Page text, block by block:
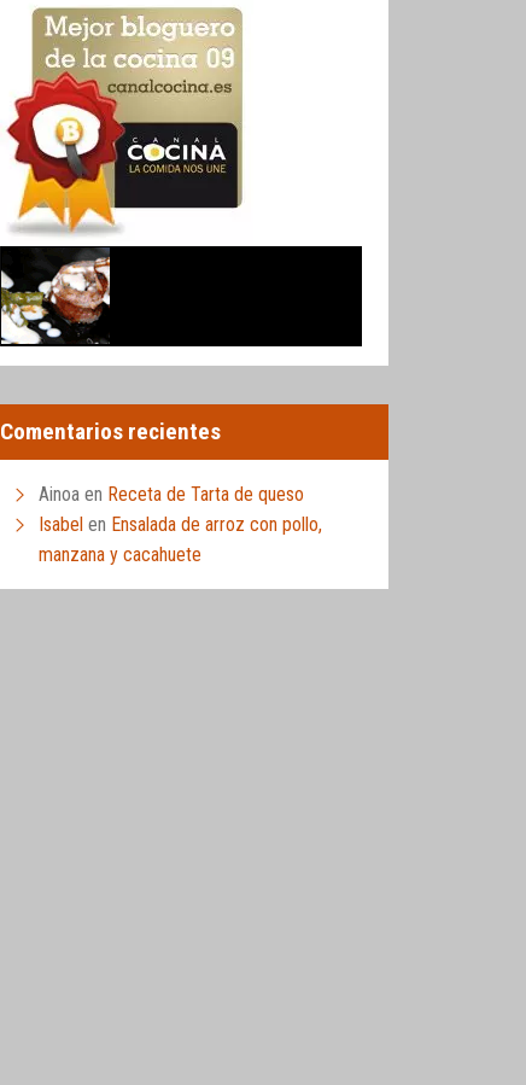
Comentarios recientes
Ainoa en Receta de Tarta de queso
Isabel en Ensalada de arroz con pollo,
manzana y cacahuete